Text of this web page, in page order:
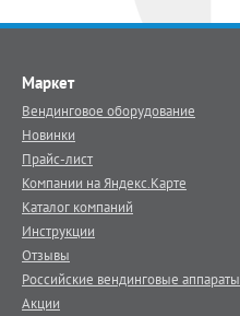
Маркет
Вендинговое оборудование
Новинки
Прайс-лист
Компании на Яндекс.Карте
Каталог компаний
Инструкции
Отзывы
Российские вендинговые аппараты
Акции